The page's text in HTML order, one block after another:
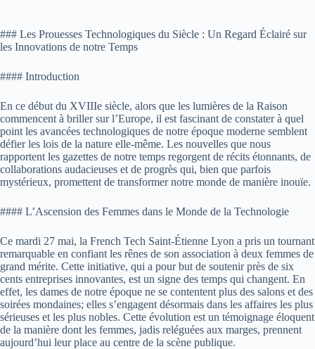
### Les Prouesses Technologiques du Siècle : Un Regard Éclairé sur
les Innovations de notre Temps
#### Introduction
En ce début du XVIIIe siècle, alors que les lumières de la Raison
commencent à briller sur l’Europe, il est fascinant de constater à quel
point les avancées technologiques de notre époque moderne semblent
défier les lois de la nature elle-même. Les nouvelles que nous
rapportent les gazettes de notre temps regorgent de récits étonnants, de
collaborations audacieuses et de progrès qui, bien que parfois
mystérieux, promettent de transformer notre monde de manière inouïe.
#### L’Ascension des Femmes dans le Monde de la Technologie
Ce mardi 27 mai, la French Tech Saint-Étienne Lyon a pris un tournant
remarquable en confiant les rênes de son association à deux femmes de
grand mérite. Cette initiative, qui a pour but de soutenir près de six
cents entreprises innovantes, est un signe des temps qui changent. En
effet, les dames de notre époque ne se contentent plus des salons et des
soirées mondaines; elles s’engagent désormais dans les affaires les plus
sérieuses et les plus nobles. Cette évolution est un témoignage éloquent
de la manière dont les femmes, jadis reléguées aux marges, prennent
aujourd’hui leur place au centre de la scène publique.